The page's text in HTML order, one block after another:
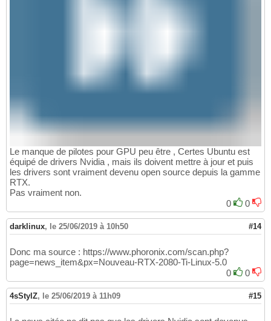
Le manque de pilotes pour GPU peu être , Certes Ubuntu est
équipé de drivers Nvidia , mais ils doivent mettre à jour et puis
les drivers sont vraiment devenu open source depuis la gamme
RTX.
Pas vraiment non.
0
0
darklinux, le 25/06/2019 à 10h50 #14
Donc ma source : https://www.phoronix.com/scan.php?
page=news_item&px=Nouveau-RTX-2080-Ti-Linux-5.0
0
0
4sStylZ, le 25/06/2019 à 11h09 #15